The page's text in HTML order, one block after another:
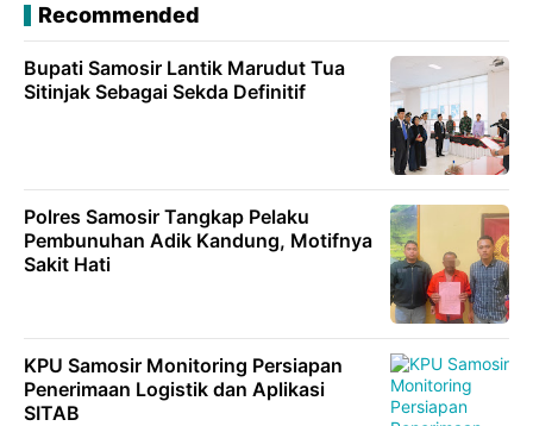
Recommended
Bupati Samosir Lantik Marudut Tua
Sitinjak Sebagai Sekda Definitif
Polres Samosir Tangkap Pelaku
Pembunuhan Adik Kandung, Motifnya
Sakit Hati
KPU Samosir Monitoring Persiapan
Penerimaan Logistik dan Aplikasi
SITAB